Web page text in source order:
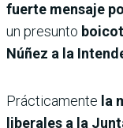
fuerte mensaje
un presunto
Núñez a la
Prácticamente la
liberales a la